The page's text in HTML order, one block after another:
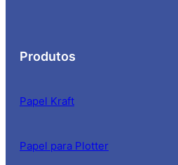
Produtos
Papel Kraft
Papel para Plotter